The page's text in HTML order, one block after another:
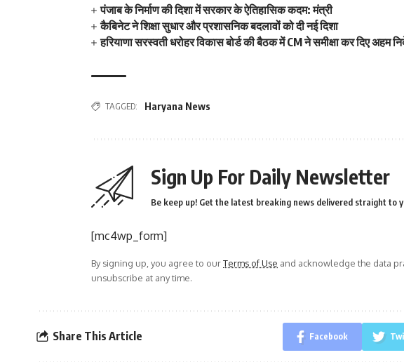
पंजाब के निर्माण की दिशा में सरकार के ऐतिहासिक कदम: मंत्री
कैबिनेट ने शिक्षा सुधार और प्रशासनिक बदलावों को दी नई दिशा
हरियाणा सरस्वती धरोहर विकास बोर्ड की बैठक में CM ने समीक्षा कर दिए अहम
TAGGED: Haryana News
Sign Up For Daily Newsletter
Be keep up! Get the latest breaking news delivered straight to
[mc4wp_form]
By signing up, you agree to ourTerms of Use and acknowledge the data
unsubscribe at any time.
Share This Article Facebook